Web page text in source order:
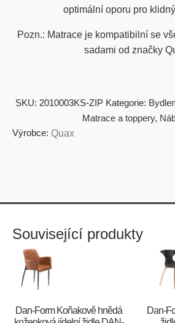
optimální oporu pro
Pozn.: Matrace je kompatibilní se
sadami od značky
SKU: 2010003KS-ZIP Kategorie:
Matrace a toppery,
Výrobce: Quax
Související produkty
​​​​​Dan-Form Koňakově hnědá
​​​​​Dan-